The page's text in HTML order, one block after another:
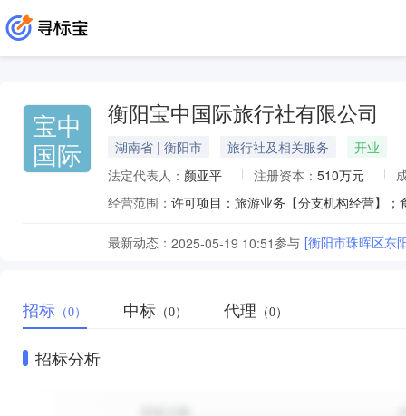
宝中
国际
衡阳宝中国际旅行社有限公司
湖南省 | 衡阳市 旅行社及相关服务
开业
法定代表人： 颜亚平 注册资本： 510万元
经营范围：
最新动态： 2025-05-19 10:51参与 [衡阳市珠晖区东
招标 （0） 中标 （0） 代理 （0）
招标分析